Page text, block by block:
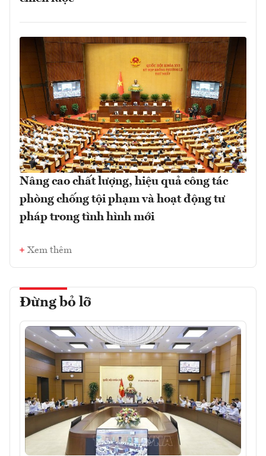
Nâng cao chất lượng, hiệu quả công tác
phòng chống tội phạm và hoạt động tư
pháp trong tình hình mới
Xem thêm
Đừng bỏ lỡ